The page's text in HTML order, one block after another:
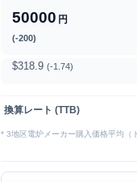
50000 円
(-200)
$318.9 (-1.74)
換算レート (TTB)
* 3地区電炉メーカー購入価格平均（